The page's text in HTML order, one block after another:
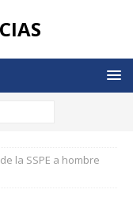
la SSPE a hombre